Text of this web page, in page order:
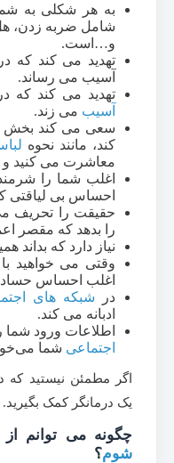
به هر شکلی به
شامل ضربه زدن، هل
و…است.
تهدید می کند که
آسیب می رساند.
تهدید می کند که
آسیب می زند.
سعی می کند بخش
کند، مانند نحوه
معاشرت می کنید
اغلب شما را
احساس بی لیاقتی
حقیقت را تحریف
را بدهد که مقصر
نیاز دارد که بداند
وقتی می خواهید
اغلب احساس
در شبکه های
ادبانه می کند.
اطلاعات ورود
اجتماعی شما
اگر مطمئن نیستید که
یک درمانگر کمک بگیرید.
چگونه می توانم از
شوم؟